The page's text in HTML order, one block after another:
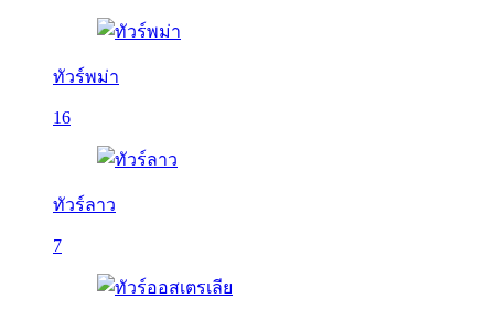
ทัวร์พม่า
16
ทัวร์ลาว
7